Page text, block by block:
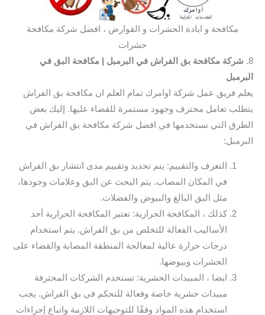
مكافحة و ابادة الحشرات و القوارض ، افضل شركة مكافحة
حشرات
8. شركة مكافحة بق الفراش في البرمبل
| مكافحة البق في
البرمبل
يعلم فريق عمل شركة اوامرك تمام العلم ان مكافحة بق الفراش
يتطلب تعامل محترف وجهود مستمرة للقضاء عليها. إليك بعض
الطرق التي نستخدمها في افضل شركة مكافحة بق الفراش في
البرمبل:
التعرف والتقييم: يتم تحديد وتقييم مدى انتشار بق الفراش
في المكان المصاب. يتم البحث عن البق وعلامات وجودها،
مثل البق البالغ والبيوض والفضلات.
كذلك ، المكافحة الحرارية: تعتبر المكافحة الحرارية أحد
الأساليب الفعالة للتخلص من بق الفراش. يتم استخدام
درجات حرارة عالية لمعالجة المنطقة المصابة والقضاء على
الحشرات وبيوضها.
ايضا ، المبيدات الحشرية: تستخدم الشركات المحترفة
مبيدات حشرية خاصة وفعالة للتحكم في بق الفراش. يجب
استخدام هذه المواد وفقًا للتوجيهات اللازمة واتباع إجراءات